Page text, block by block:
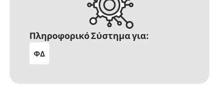
Πληροφορικό Σύστημα για:
ΦΔ